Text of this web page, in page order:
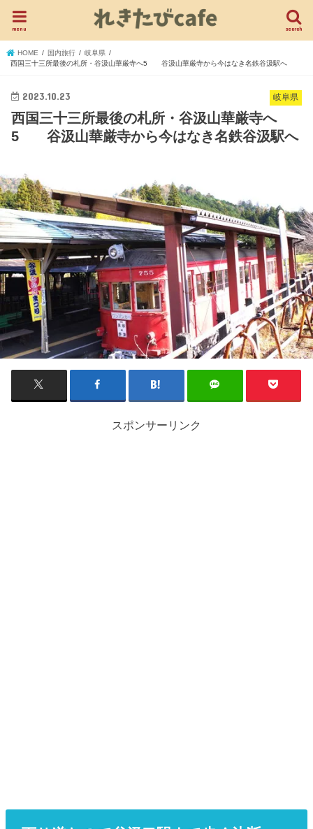
search
menu
HOME 国内旅行
岐阜県
西国三十三所最後の札所・谷汲山華厳寺へ5 谷汲山華厳寺から今はなき名鉄谷汲駅へ
岐阜県
2023.10.23
西国三十三所最後の札所・谷汲山華厳寺へ
5 谷汲山華厳寺から今はなき名鉄谷汲駅へ
スポンサーリンク